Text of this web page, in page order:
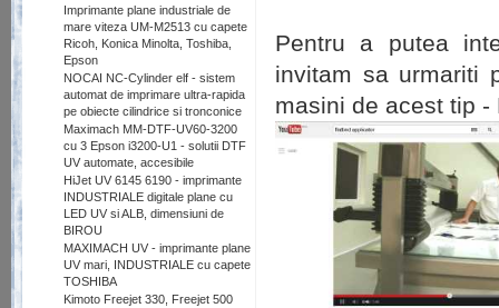
Imprimante plane industriale de
mare viteza UM-M2513 cu capete
Ricoh, Konica Minolta, Toshiba,
Epson
NOCAI NC-Cylinder elf - sistem
automat de imprimare ultra-rapida
pe obiecte cilindrice si tronconice
Maximach MM-DTF-UV60-3200
cu 3 Epson i3200-U1 - solutii DTF
UV automate, accesibile
HiJet UV 6145 6190 - imprimante
INDUSTRIALE digitale plane cu
LED UV si ALB, dimensiuni de
BIROU
MAXIMACH UV - imprimante plane
UV mari, INDUSTRIALE cu capete
TOSHIBA
Kimoto Freejet 330, Freejet 500
Pentru a putea
invitam sa urmariti
masini de acest tip -